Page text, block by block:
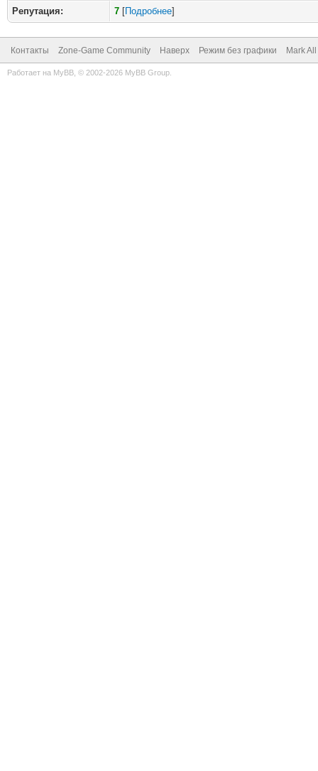
Репутация: 7 [Подробнее]
Контакты Zone-Game Community Наверх Режим без графики Mark
Работает на MyBB , © 2002-2026 MyBB Group